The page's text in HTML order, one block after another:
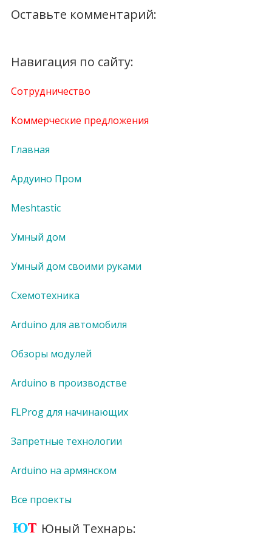
Оставьте комментарий:
Навигация по сайту:
Сотрудничество
Коммерческие предложения
Главная
Ардуино Пром
Meshtastic
Умный дом
Умный дом своими руками
Схемотехника
Arduino для автомобиля
Обзоры модулей
Arduino в производстве
FLProg для начинающих
Запретные технологии
Arduino на армянском
Все проекты
Юный Технарь: